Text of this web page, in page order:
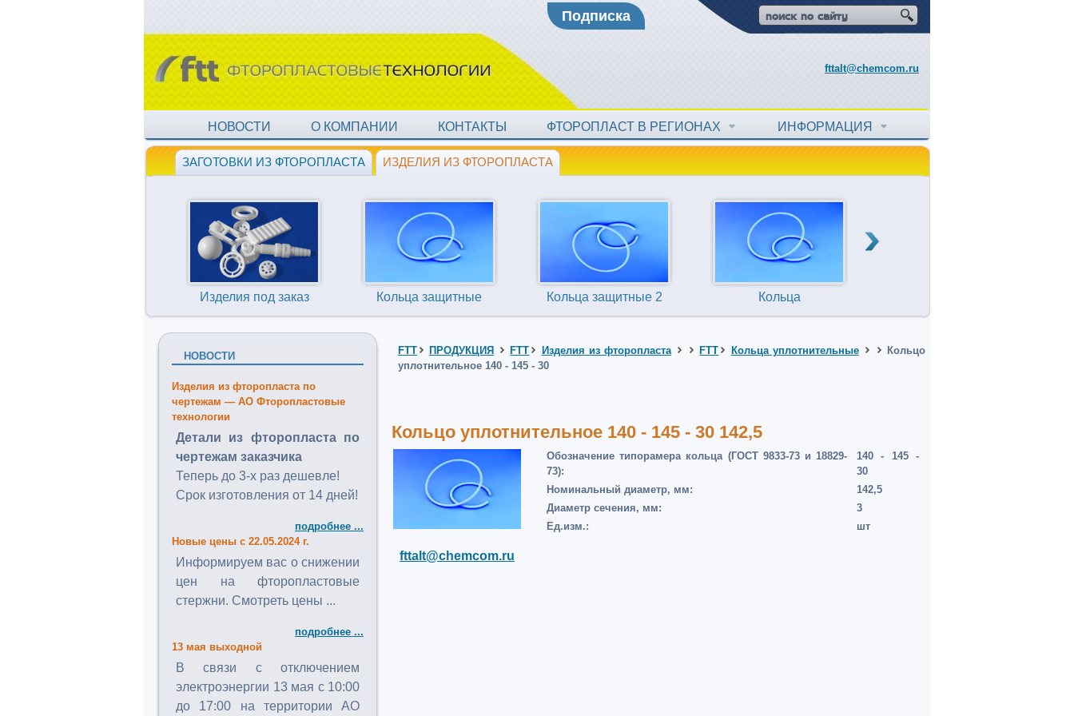
Подписка
fttalt@chemcom.ru
НОВОСТИ О КОМПАНИИ КОНТАКТЫ ФТОРОПЛАСТ В РЕГИОНАХ ИНФОРМАЦИЯ
ЗАГОТОВКИ ИЗ ФТОРОПЛАСТА ИЗДЕЛИЯ ИЗ ФТОРОПЛАСТА
Изделия под заказ Кольца защитные Кольца защитные 2
Кольца
уплотнительные
НОВОСТИ
Изделия из фторопласта по
чертежам — АО Фторопластовые
технологии
Детали из фторопласта по
чертежам заказчика
Теперь до 3-х раз дешевле!
Срок изготовления от 14 дней!
подробнее ...
Новые цены с 22.05.2024 г.
Информируем вас о снижении
цен на фторопластовые
стержни. Смотреть цены ...
подробнее ...
13 мая выходной
В связи с отключением
электроэнергии 13 мая с 10:00
до 17:00 на территории АО
FTT ПРОДУКЦИЯ FTT Изделия из фторопласта FTT Кольца уплотнительные
Кольцо
уплотнительное 140 - 145 - 30
Кольцо уплотнительное 140 - 145 - 30 142,5
Обозначение типорамера кольца (ГОСТ 9833-73 и 18829-
73):
140 - 145 -
30
Номинальный диаметр, мм:
142,5
Диаметр сечения, мм:
3
Ед.изм.:
шт
fttalt@chemcom.ru